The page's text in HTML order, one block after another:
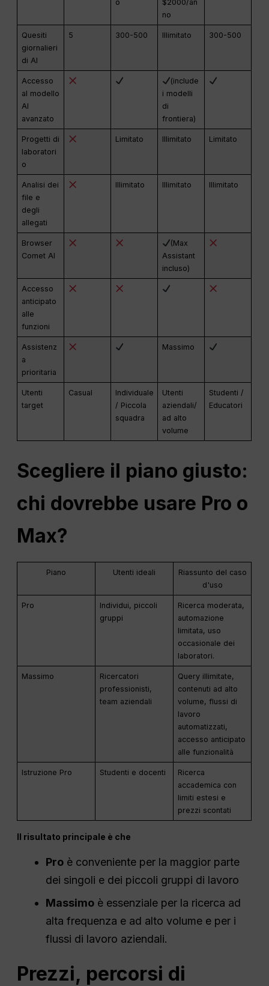
o
$2000/an
no
Quesiti
giornalieri
di AI
5 300-500 Illimitato 300-500
Accesso
al modello
AI
avanzato
(include
i modelli
di
frontiera)
Progetti di
laboratori
o
Limitato Illimitato Limitato
Analisi dei
file e
degli
allegati
Illimitato Illimitato Illimitato
Browser
Comet AI
(Max
Assistant
incluso)
Accesso
anticipato
alle
funzioni
Assistenz
a
prioritaria
Massimo
Utenti
target
Casual
Individuale
/ Piccola
squadra
Utenti
aziendali/
ad alto
volume
Studenti /
Educatori
Scegliere il piano giusto:
chi dovrebbe usare Pro o
Max?
Piano Utenti ideali
Riassunto del caso
d'uso
Pro
Individui, piccoli
gruppi
Ricerca moderata,
automazione
limitata, uso
occasionale dei
laboratori.
Massimo
Ricercatori
professionisti,
team aziendali
Query illimitate,
contenuti ad alto
volume, flussi di
lavoro
automatizzati,
accesso anticipato
alle funzionalità
Istruzione Pro Studenti e docenti
Ricerca
accademica con
limiti estesi e
prezzi scontati
Il risultato principale è che
Pro è conveniente per la maggior parte
dei singoli e dei piccoli gruppi di lavoro
Massimo è essenziale per la ricerca ad
alta frequenza e ad alto volume e per i
flussi di lavoro aziendali.
Prezzi, percorsi di